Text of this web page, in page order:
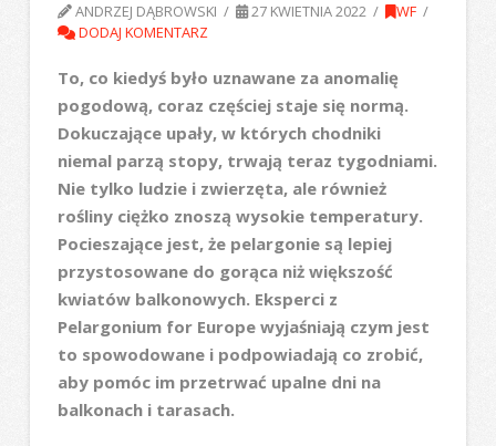
ANDRZEJ DĄBROWSKI 27 KWIETNIA 2022
WF
DODAJ KOMENTARZ
To, co kiedyś było uznawane za anomalię
pogodową, coraz częściej staje się normą.
Dokuczające upały, w których chodniki
niemal parzą stopy, trwają teraz tygodniami.
Nie tylko ludzie i zwierzęta, ale również
rośliny ciężko znoszą wysokie temperatury.
Pocieszające jest, że pelargonie są lepiej
przystosowane do gorąca niż większość
kwiatów balkonowych. Eksperci z
Pelargonium for Europe wyjaśniają czym jest
to spowodowane i podpowiadają co zrobić,
aby pomóc im przetrwać upalne dni na
balkonach i tarasach.